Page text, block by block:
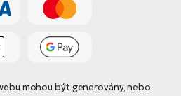
mohou být generovány, nebo